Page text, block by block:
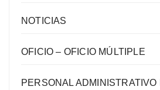
NOTICIAS
OFICIO – OFICIO MÚLTIPLE
PERSONAL ADMINISTRATIVO